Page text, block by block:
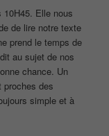
Elle nous
de lire notre texte
prend le temps de
au sujet de nos
chance. Un
proches des
simple et à